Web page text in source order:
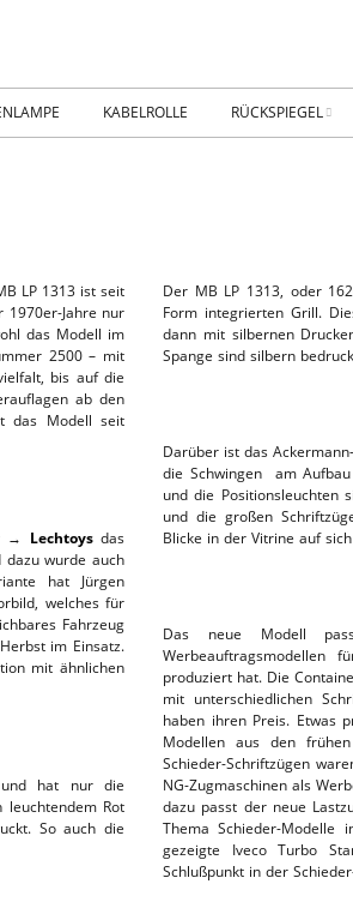
KABELROLLE RÜCKSPIEGEL
TICKER-
Fan.SHOP –
LP 1313 ist seit
1970er-Jahre nur
das Modell im
2500 – mit
bis auf die
ab den
das Modell seit
→ Lechtoysdas
dazu wurde auch
hat Jürgen
welches für
Fahrzeug
im Einsatz.
mit ähnlichen
und hat nur die
leuchtendem Rot
So auch die
Der MB LP 1313, oder
Form integrierten Grill.
dann mit silbernen
Spange sind silbern
Darüber ist das
die Schwingen am
und die Positionsleuchten
und die großen
Blicke in der Vitrine auf
Das neue Modell
Werbeauftragsmodellen
produziert hat. Die
mit unterschiedlichen
haben ihren Preis. Etwas
Modellen aus den
Schieder-Schriftzügen
NG-Zugmaschinen als
dazu passt der neue
Thema Schieder-
gezeigte Iveco Turbo
Schlußpunkt in der